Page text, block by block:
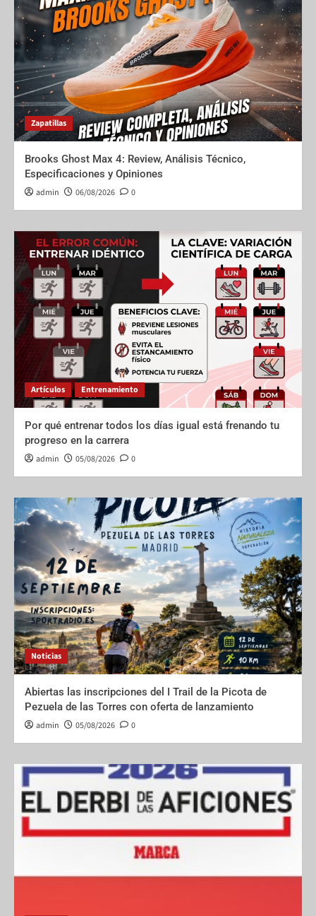
Zapatillas
Brooks Ghost Max 4: Review, Análisis Técnico,
Especificaciones y Opiniones
admin 06/08/2026 0
Artículos Entrenamiento
Por qué entrenar todos los días igual está frenando tu
progreso en la carrera
admin 05/08/2026 0
Noticias
Abiertas las inscripciones del I Trail de la Picota de
Pezuela de las Torres con oferta de lanzamiento
admin 05/08/2026 0